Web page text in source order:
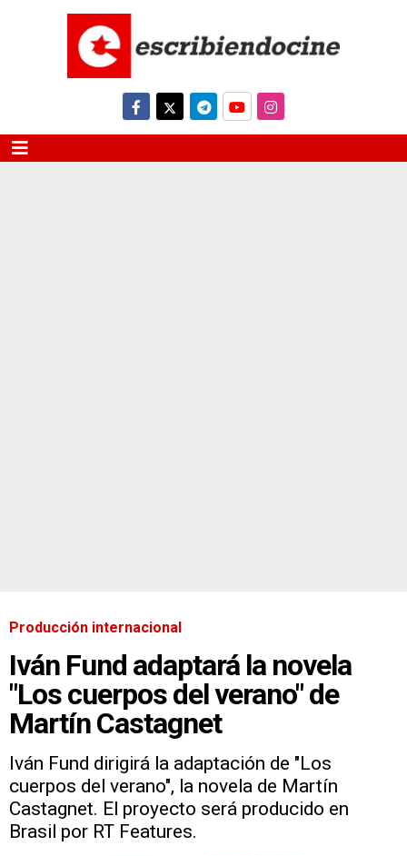
Producción internacional
Iván Fund adaptará la novela
"Los cuerpos del verano" de
Martín Castagnet
Iván Fund dirigirá la adaptación de "Los
cuerpos del verano", la novela de Martín
Castagnet. El proyecto será producido en
Brasil por RT Features.